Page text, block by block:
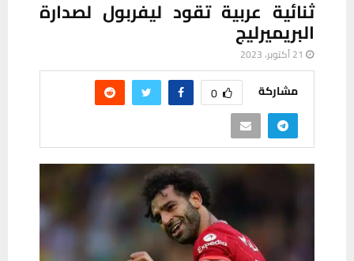
ثنائية عربية تقود ليفربول لصدارة
البريميرليج
21 أكتوبر، 2023
مشاركة 0